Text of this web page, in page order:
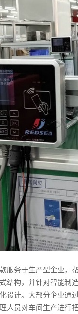
服务于生产型企业，
结构，并针对智能制
设计。大部分企业通
人员对车间生产进行